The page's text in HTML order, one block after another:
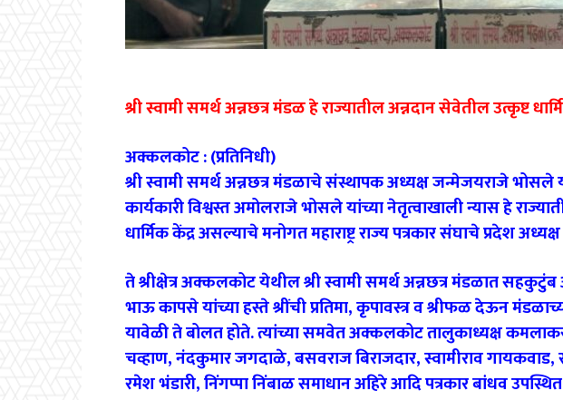
श्री स्वामी समर्थ अन्नछत्र मंडळ हे राज्यातील अन्नदान सेवेतील उत्कृष्ट
अक्कलकोट : (प्रतिनिधी)
श्री स्वामी समर्थ अन्नछत्र मंडळाचे संस्थापक अध्यक्ष जन्मेजयराजे भोसले
कार्यकारी विश्वस्त अमोलराजे भोसले यांच्या नेतृत्वाखाली न्यास हे
धार्मिक केंद्र असल्याचे मनोगत महाराष्ट्र राज्य पत्रकार संघाचे प्रदेश
ते श्रीक्षेत्र अक्कलकोट येथील श्री स्वामी समर्थ अन्नछत्र मंडळात
भाऊ कापसे यांच्या हस्ते श्रींची प्रतिमा, कृपावस्त्र व श्रीफळ देऊन
यावेळी ते बोलत होते. त्यांच्या समवेत अक्कलकोट तालुकाध्यक्ष
चव्हाण, नंदकुमार जगदाळे, बसवराज बिराजदार, स्वामीराव
रमेश भंडारी, निंगप्पा निंबाळ समाधान अहिरे आदि पत्रकार बांधव